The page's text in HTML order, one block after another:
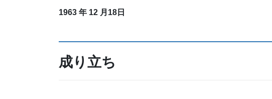
1963 年 12 月18日
成り立ち